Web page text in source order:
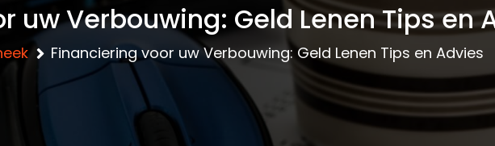
uw Verbouwing: Geld Lenen Tips en
Financiering voor uw Verbouwing: Geld Lenen Tips en Advies